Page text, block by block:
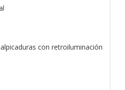
con retroiluminación